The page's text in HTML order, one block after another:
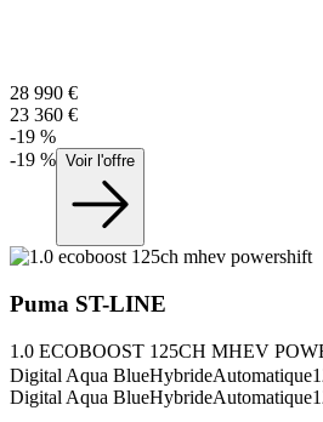
28 990 €
23 360 €
-19 %
-19 % Voir l'offre
Puma ST-LINE
1.0 ECOBOOST 125CH MHEV
Digital Aqua BlueHybrideAutomatique
Digital Aqua BlueHybrideAutomatique